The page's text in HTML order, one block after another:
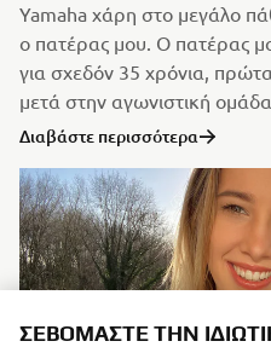
Yamaha χάρη στο μεγάλο
ο πατέρας μου. Ο πατέρας
για σχεδόν 35 χρόνια,
μετά στην αγωνιστική
Διαβάστε περισσότερα
ΣΕΒΌΜΑΣΤΕ ΤΗΝ